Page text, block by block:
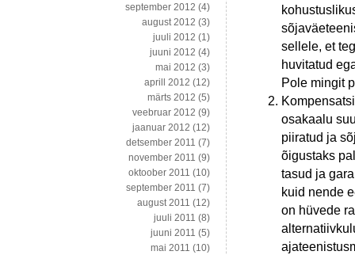
sellele, et
huvitatud
Pole mingit
osakaalu
piiratud ja
õigustaks
tasud ja
kuid nende
on hüvede
september 2012 (4)
august 2012 (3)
juuli 2012 (1)
juuni 2012 (4)
mai 2012 (3)
aprill 2012 (12)
märts 2012 (5)
veebruar 2012 (9)
jaanuar 2012 (12)
detsember 2011 (7)
november 2011 (9)
oktoober 2011 (10)
september 2011 (7)
august 2011 (12)
juuli 2011 (8)
juuni 2011 (5)
mai 2011 (10)